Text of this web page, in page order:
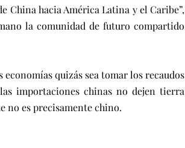
hacia América Latina y el Caribe”,
la comunidad de futuro compartido
quizás sea tomar los recaudos
importaciones chinas no dejen tierra
no es precisamente chino.